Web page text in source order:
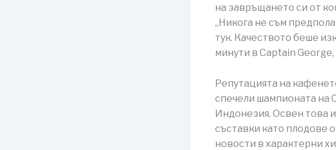
на завръщането си от
„Никога не съм
тук. Качеството беше
минути в Captain
Репутацията на
спечели шампионата на
Индонезия. Освен това
съставки като плодове
новости в характерни